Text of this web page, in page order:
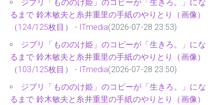
ジブリ「もののけ姫」のコピーが「生きろ。」にな
るまで 鈴木敏夫と糸井重里の手紙のやりとり（画像）
（124/125枚目） - ITmedia(2026-07-28 23:53)
ジブリ「もののけ姫」のコピーが「生きろ。」にな
るまで 鈴木敏夫と糸井重里の手紙のやりとり（画像）
（103/125枚目） - ITmedia(2026-07-28 23:50)
ジブリ「もののけ姫」のコピーが「生きろ。」にな
るまで 鈴木敏夫と糸井重里の手紙のやりとり（画像）